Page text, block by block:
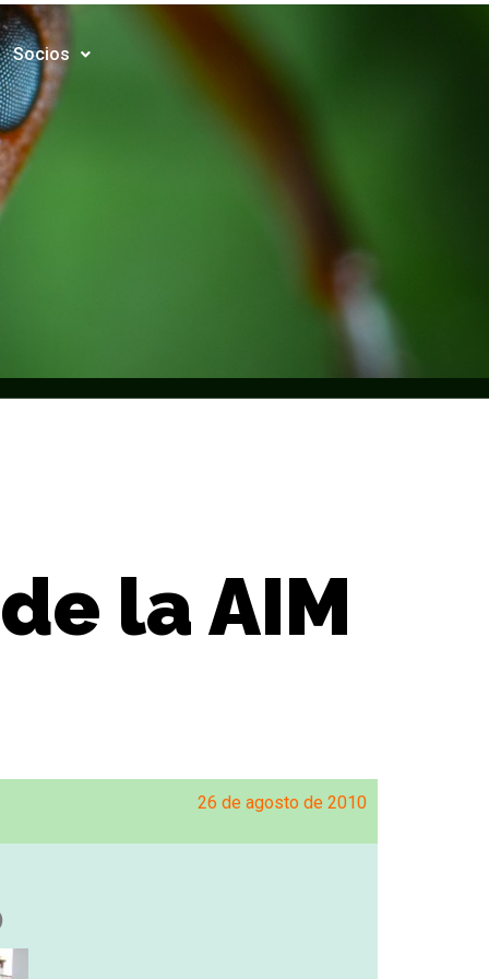
Socios
la AIM
26 de agosto de 2010